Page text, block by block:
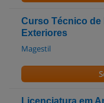
Curso Técnico de
Exteriores
Magestil
Licenciatura em